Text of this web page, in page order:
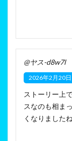
@ヤス-d8w7l
2026年2月20
ストーリー上
スなのも相ま
くなりましたね